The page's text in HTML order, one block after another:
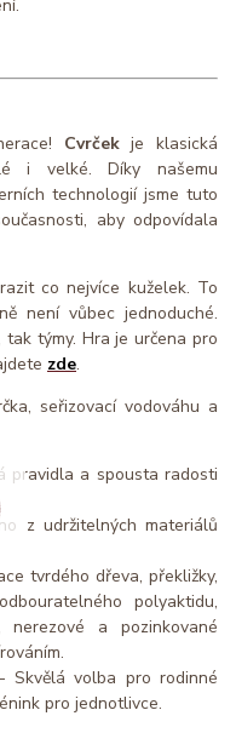
Cvrčekje klasická
i velké. Díky našemu
technologií jsme tuto
aby odpovídala
co nejvíce kuželek. To
není vůbec jednoduché.
týmy. Hra je určena pro
zde.
seřizovací vodováhu a
pravidla a spousta radosti
z udržitelných materiálů
tvrdého dřeva, překližky,
polyaktidu,
nerezové a
pozinkované
Skvělá volba pro rodinné
pro jednotlivce.